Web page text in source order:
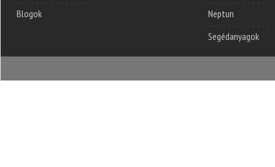
Blogok
Neptun
Segédanyagok